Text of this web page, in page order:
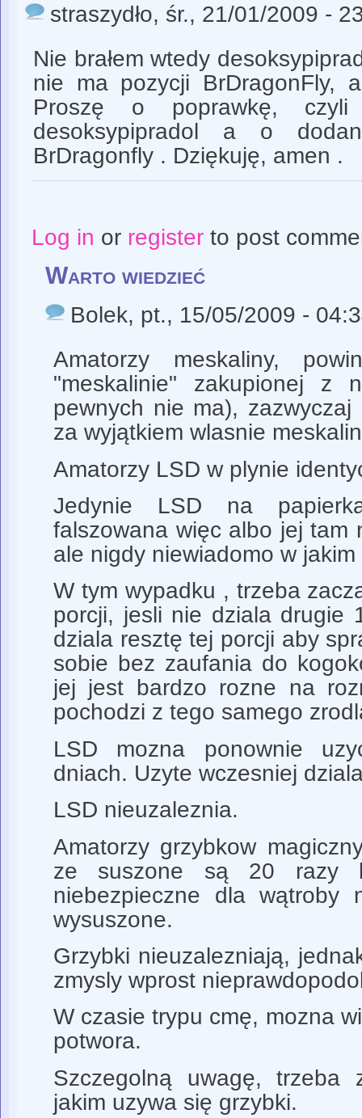
straszydło, śr., 21/01/2009 -
Nie brałem wtedy
nie ma pozycji BrDragonFly,
Proszę o poprawkę, czyli
desoksypipradol a o
BrDragonfly . Dziękuję, amen .
Log in or registerto post
Warto wiedzieć
Bolek, pt., 15/05/2009 -
Amatorzy meskaliny,
"meskalinie" zakupionej z
pewnych nie ma),
za wyjątkiem wlasnie
Amatorzy LSD w plynie
Jedynie LSD na
falszowana więc albo jej tam
ale nigdy niewiadomo w
W tym wypadku , trzeba
porcji, jesli nie dziala drugie
dziala resztę tej porcji aby
sobie bez zaufania do
jej jest bardzo rozne na
pochodzi z tego samego
LSD mozna ponownie
dniach. Uzyte wczesniej
LSD nieuzaleznia.
Amatorzy grzybkow
ze suszone są 20 razy
niebezpieczne dla wątroby
wysuszone.
Grzybki nieuzalezniają,
zmysly wprost
W czasie trypu cmę, mozna
potwora.
Szczegolną uwagę, trzeba
jakim uzywa się grzybki.